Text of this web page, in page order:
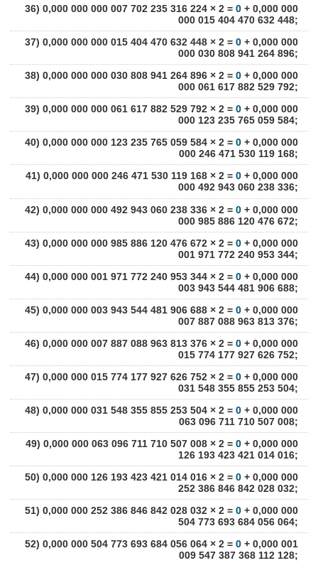
36) 0,000 000 000 007 702 235 316 224 × 2 = 0+ 0,000 000
000 015 404 470 632 448;
37) 0,000 000 000 015 404 470 632 448 × 2 = 0+ 0,000 000
000 030 808 941 264 896;
38) 0,000 000 000 030 808 941 264 896 × 2 = 0+ 0,000 000
000 061 617 882 529 792;
39) 0,000 000 000 061 617 882 529 792 × 2 = 0+ 0,000 000
000 123 235 765 059 584;
40) 0,000 000 000 123 235 765 059 584 × 2 = 0+ 0,000 000
000 246 471 530 119 168;
41) 0,000 000 000 246 471 530 119 168 × 2 = 0+ 0,000 000
000 492 943 060 238 336;
42) 0,000 000 000 492 943 060 238 336 × 2 = 0+ 0,000 000
000 985 886 120 476 672;
43) 0,000 000 000 985 886 120 476 672 × 2 = 0+ 0,000 000
001 971 772 240 953 344;
44) 0,000 000 001 971 772 240 953 344 × 2 = 0+ 0,000 000
003 943 544 481 906 688;
45) 0,000 000 003 943 544 481 906 688 × 2 = 0+ 0,000 000
007 887 088 963 813 376;
46) 0,000 000 007 887 088 963 813 376 × 2 = 0+ 0,000 000
015 774 177 927 626 752;
47) 0,000 000 015 774 177 927 626 752 × 2 = 0+ 0,000 000
031 548 355 855 253 504;
48) 0,000 000 031 548 355 855 253 504 × 2 = 0+ 0,000 000
063 096 711 710 507 008;
49) 0,000 000 063 096 711 710 507 008 × 2 = 0+ 0,000 000
126 193 423 421 014 016;
50) 0,000 000 126 193 423 421 014 016 × 2 = 0+ 0,000 000
252 386 846 842 028 032;
51) 0,000 000 252 386 846 842 028 032 × 2 = 0+ 0,000 000
504 773 693 684 056 064;
52) 0,000 000 504 773 693 684 056 064 × 2 = 0+ 0,000 001
009 547 387 368 112 128;